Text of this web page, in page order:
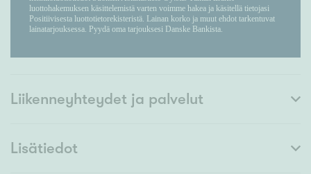
Liikenneyhteydet ja palvelut
Lisätiedot